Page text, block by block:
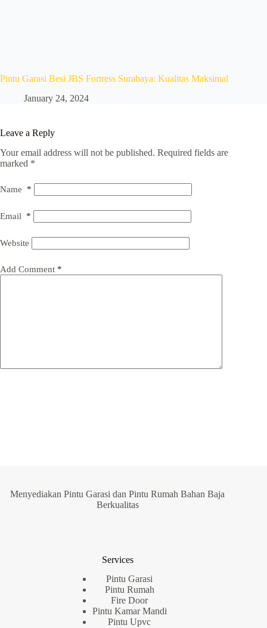
Pintu Garasi Besi JBS Fortress Surabaya: Kualitas Maksimal
January 24, 2024
Leave a Reply
Your email address will not be published. Required fields are
marked *
Name *
Email *
Website
Add Comment *
Menyediakan Pintu Garasi dan Pintu Rumah Bahan Baja
Berkualitas
Services
Pintu Garasi
Pintu Rumah
Fire Door
Pintu Kamar Mandi
Pintu Upvc